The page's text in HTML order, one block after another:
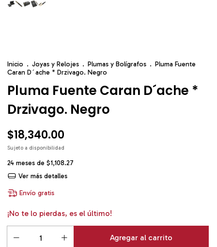
Inicio . Joyas y Relojes . Plumas y Bolígrafos . Pluma Fuente
Caran D´ache * Drzivago. Negro
Pluma Fuente Caran D´ache *
Drzivago. Negro
$18,340.00
24 meses de $1,108.27
Ver más detalles
Envío gratis
¡No te lo pierdas, es el último!